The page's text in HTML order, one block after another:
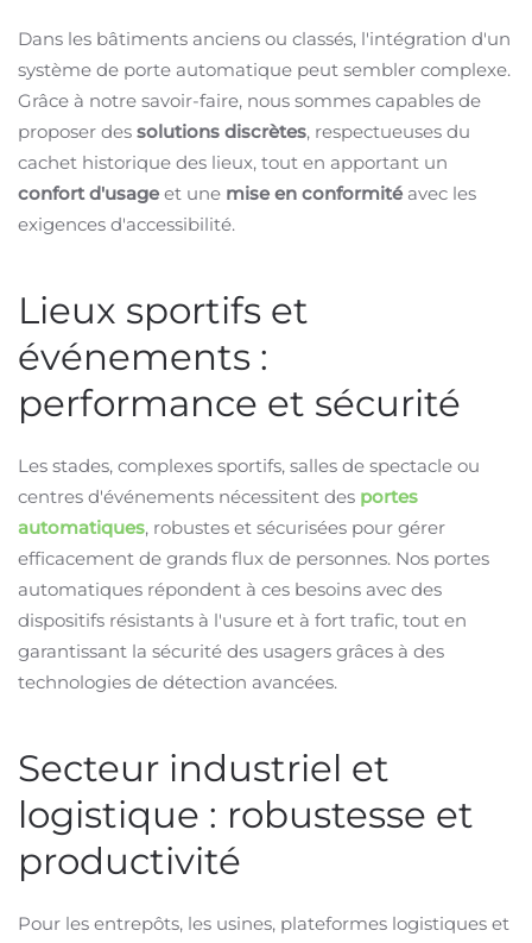
Dans les bâtiments anciens ou classés, l'intégration d'un
système de porte automatique peut sembler complexe.
Grâce à notre savoir-faire, nous sommes capables de
proposer des solutions discrètes, respectueuses du
cachet historique des lieux, tout en apportant un
confort d'usage et une mise en conformité avec les
exigences d'accessibilité.
Lieux sportifs et
événements :
performance et sécurité
Les stades, complexes sportifs, salles de spectacle ou
centres d'événements nécessitent des portes
automatiques, robustes et sécurisées pour gérer
efficacement de grands flux de personnes. Nos portes
automatiques répondent à ces besoins avec des
dispositifs résistants à l'usure et à fort trafic, tout en
garantissant la sécurité des usagers grâces à des
technologies de détection avancées.
Secteur industriel et
logistique : robustesse et
productivité
Pour les entrepôts, les usines, plateformes logistiques et